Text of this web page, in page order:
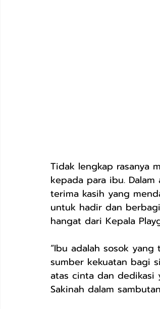
Tidak lengkap rasanya
kepada para ibu.
terima kasih yang
untuk hadir dan
hangat dari Kepala
“Ibu adalah sosok
sumber kekuatan bagi
atas cinta dan dedikasi
Sakinah dalam